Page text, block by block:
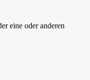
eine oder anderen